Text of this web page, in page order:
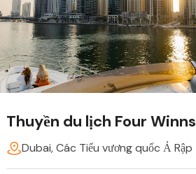
Thuyền du lịch Four Winns
Dubai, Các Tiểu vương quốc Ả Rập